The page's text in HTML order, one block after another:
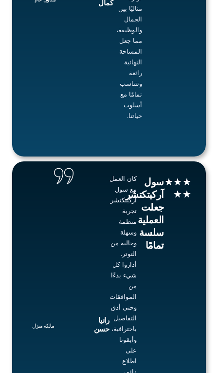
مثاليًا بين
الجمال
والوظيفة،
مما جعل
المساحة
النهائية
رائعة
وتتناسب
تمامًا مع
أسلوب
حياتنا.
كمال
★
★
★
★
★
Rated
5
out
سول
آركيتكتشر
جعلت
العملية
سلسة
تمامًا
كان العمل
مع سول
آركيتكتشر
تجربة
منظمة
وسهلة
وخالية من
التوتر.
أداروا كل
شيء بدءًا
من
الموافقات
وحتى أدق
التفاصيل
باحترافية،
وأبقونا
على
اطلاع
رانيا
حسن
مالكة منزل